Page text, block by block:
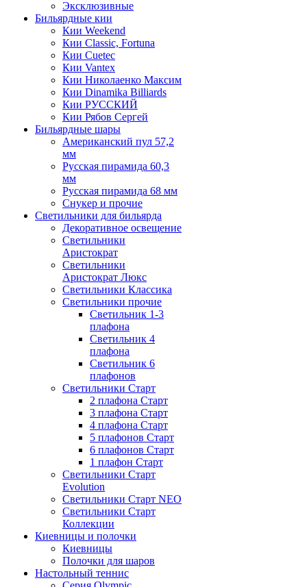
Эксклюзивные
Бильярдные кии
Кии Weekend
Кии Classic, Fortuna
Кии Cuetec
Кии Vantex
Кии Николаенко Максим
Кии Dinamika Billiards
Кии РУССКИЙ
Кии Рябов Сергей
Бильярдные шары
Американский пул 57,2
мм
Русская пирамида 60,3
мм
Русская пирамида 68 мм
Снукер и прочие
Светильники для бильярда
Декоративное освещение
Светильники
Аристократ
Светильники
Аристократ Люкс
Светильники Классика
Светильники прочие
Светильник 1-3
плафона
Светильник 4
плафона
Светильник 6
плафонов
Светильники Старт
2 плафона Старт
3 плафона Старт
4 плафона Старт
5 плафонов Старт
6 плафонов Старт
1 плафон Старт
Светильники Старт
Evolution
Светильники Старт NEO
Светильники Старт
Коллекции
Киевницы и полочки
Киевницы
Полочки для шаров
Настольный теннис